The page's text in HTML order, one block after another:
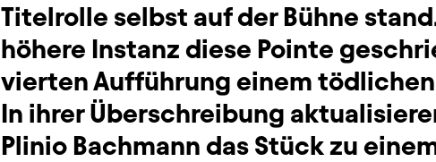
Titelrolle selbst auf der Bühne
höhere Instanz diese Pointe
vierten Aufführung einem
In ihrer Überschreibung
Plinio Bachmann das Stück zu